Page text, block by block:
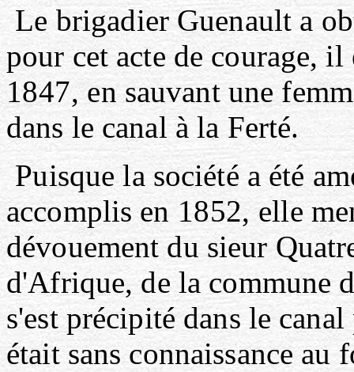
Le brigadier Guenault a
pour cet acte de courage, il
1847,en sauvant une
dans le canal à la Ferté.
Puisque la société a été
accomplis en1852,elle
dévouement du sieur
d'Afrique, de la commune
s'est précipité dans le
était sans connaissance au